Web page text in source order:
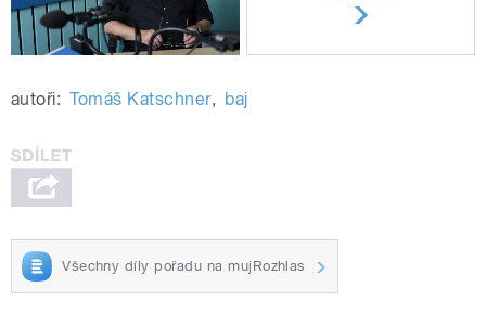
autoři: Tomáš Katschner, baj
Všechny díly pořadu na mujRozhlas